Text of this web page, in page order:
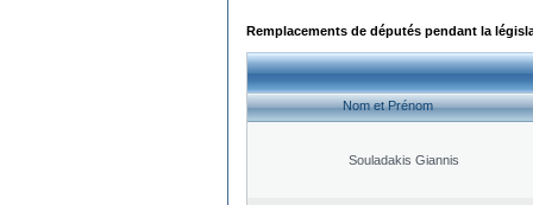
Remplacements de députés pendant la
Nom et Prénom
Souladakis Giannis